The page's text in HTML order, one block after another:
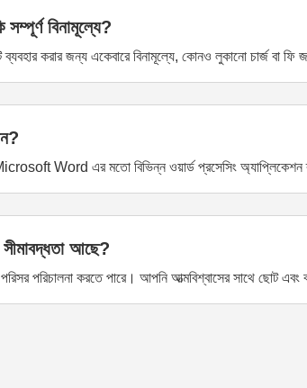
বিনামূল্যে?
ব্যবহার করার জন্য একেবারে বিনামূল্যে, কোনও লুকানো চার্জ বা ফি
Word এর মতো বিভিন্ন ওয়ার্ড প্রসেসিং অ্যাপ্লিকেশন
আছে?
পরিচালনা করতে পারে। আপনি আত্মবিশ্বাসের সাথে